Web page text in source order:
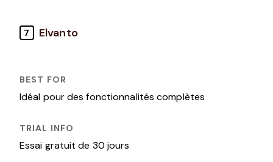
7 Elvanto
Idéal pour des fonctionnalités complètes
Essai gratuit de 30 jours